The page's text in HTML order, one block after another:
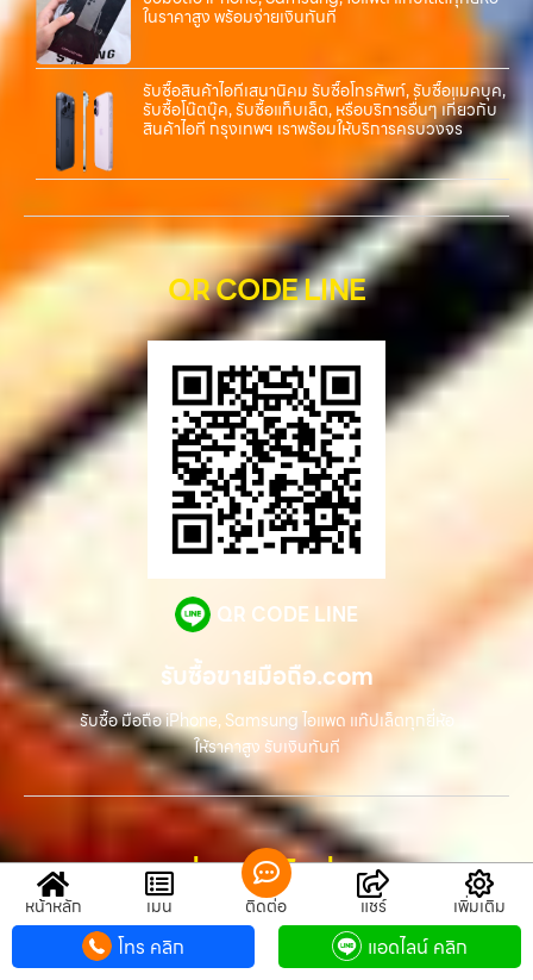
ในราคาสูง พร้อมจ่ายเงินทันที
รับซื้อสินค้าไอทีเสนานิคม รับซื้อโทรศัพท์, รับซื้อแมคบุค,
รับซื้อโน๊ตบุ๊ค, รับซื้อแท็บเล็ต, หรือบริการอื่นๆ เกี่ยวกับ
สินค้าไอที กรุงเทพฯ เราพร้อมให้บริการครบวงจร
QR CODE LINE
QR CODE LINE
รับซื้อขายมือถือ.com
รับซื้อ มือถือ iPhone, Samsung ไอแพด แท๊ปเล็ตทุกยี่ห้อ
ให้ราคาสูง รับเงินทันที
ช่องทางติดต่อ
ติดต่อเรา คลิก
082 246 9555
หน้าหลัก เมนู ติดต่อ แชร์ เพิ่มเติม
โทร คลิก แอดไลน์ คลิก